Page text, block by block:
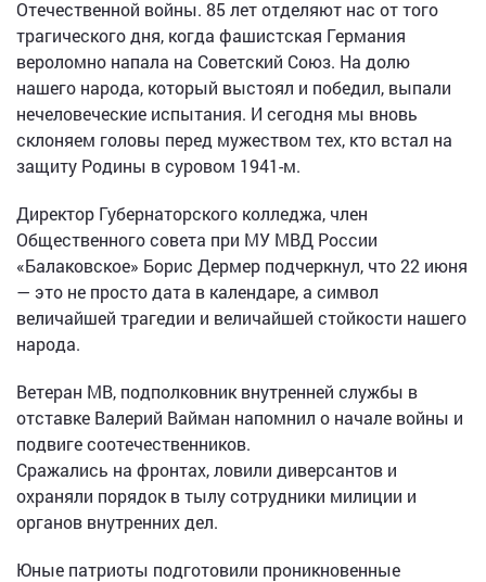
Отечественной войны. 85 лет отделяют нас от того
трагического дня, когда фашистская Германия
вероломно напала на Советский Союз. На долю
нашего народа, который выстоял и победил, выпали
нечеловеческие испытания. И сегодня мы вновь
склоняем головы перед мужеством тех, кто встал на
защиту Родины в суровом 1941-м.
Директор Губернаторского колледжа, член
Общественного совета при МУ МВД России
«Балаковское» Борис Дермер подчеркнул, что 22 июня
— это не просто дата в календаре, а символ
величайшей трагедии и величайшей стойкости нашего
народа.
Ветеран МВ, подполковник внутренней службы в
отставке Валерий Вайман напомнил о начале войны и
подвиге соотечественников.
Сражались на фронтах, ловили диверсантов и
охраняли порядок в тылу сотрудники милиции и
органов внутренних дел.
Юные патриоты подготовили проникновенные